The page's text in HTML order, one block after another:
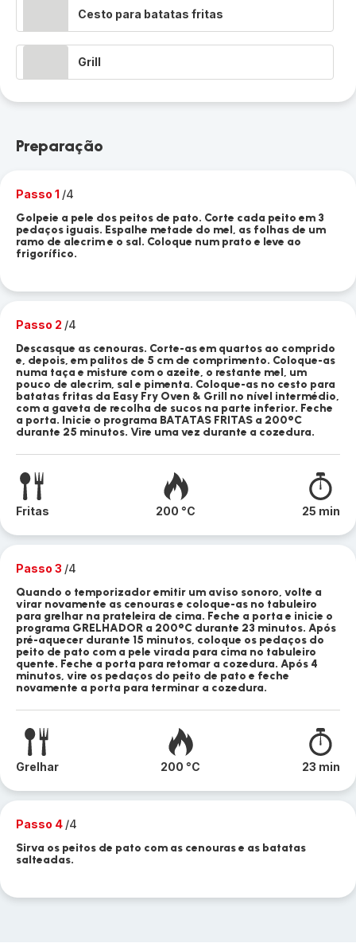
Cesto para batatas fritas
Grill
Preparação
Passo 1 /4
Golpeie a pele dos peitos de pato. Corte cada peito em 3
pedaços iguais. Espalhe metade do mel, as folhas de um
ramo de alecrim e o sal. Coloque num prato e leve ao
frigorífico.
Passo 2 /4
Descasque as cenouras. Corte-as em quartos ao comprido
e, depois, em palitos de 5 cm de comprimento. Coloque-as
numa taça e misture com o azeite, o restante mel, um
pouco de alecrim, sal e pimenta. Coloque-as no cesto para
batatas fritas da Easy Fry Oven & Grill no nível intermédio,
com a gaveta de recolha de sucos na parte inferior. Feche
a porta. Inicie o programa BATATAS FRITAS a 200°C
durante 25 minutos. Vire uma vez durante a cozedura.
Fritas 200 °C 25 min
Passo 3 /4
Quando o temporizador emitir um aviso sonoro, volte a
virar novamente as cenouras e coloque-as no tabuleiro
para grelhar na prateleira de cima. Feche a porta e inicie o
programa GRELHADOR a 200°C durante 23 minutos. Após
pré-aquecer durante 15 minutos, coloque os pedaços do
peito de pato com a pele virada para cima no tabuleiro
quente. Feche a porta para retomar a cozedura. Após 4
minutos, vire os pedaços do peito de pato e feche
novamente a porta para terminar a cozedura.
Grelhar 200 °C 23 min
Passo 4 /4
Sirva os peitos de pato com as cenouras e as batatas
salteadas.